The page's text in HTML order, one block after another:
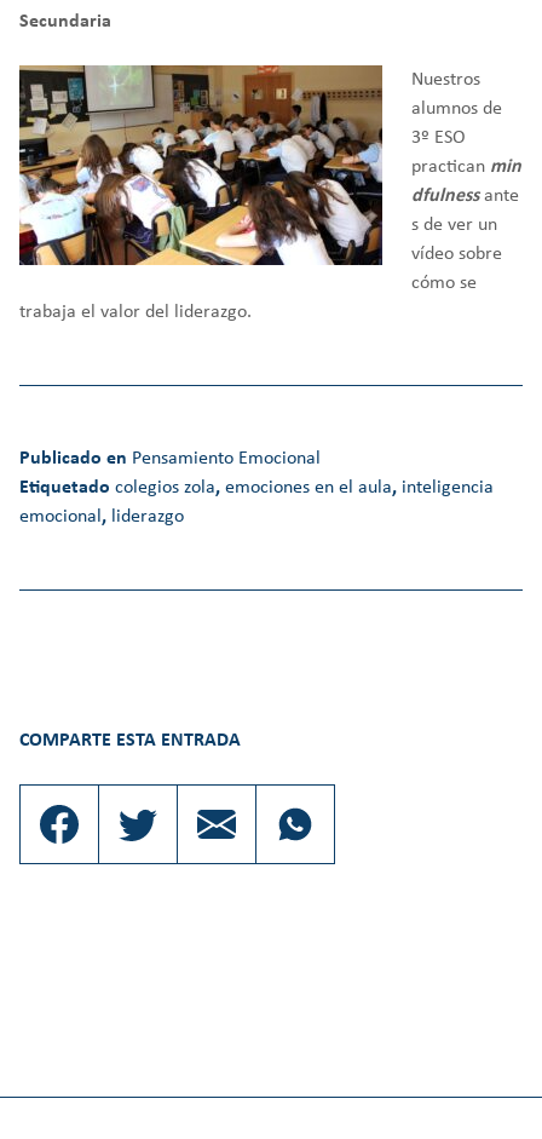
Secundaria
Nuestros
alumnos de
3º ESO
practican min
dfulnessante
s de ver un
vídeo sobre
cómo se
trabaja el valor del liderazgo.
Publicado en Pensamiento Emocional
Etiquetado colegios zola, emociones en el aula, inteligencia
emocional , liderazgo
COMPARTE ESTA ENTRADA